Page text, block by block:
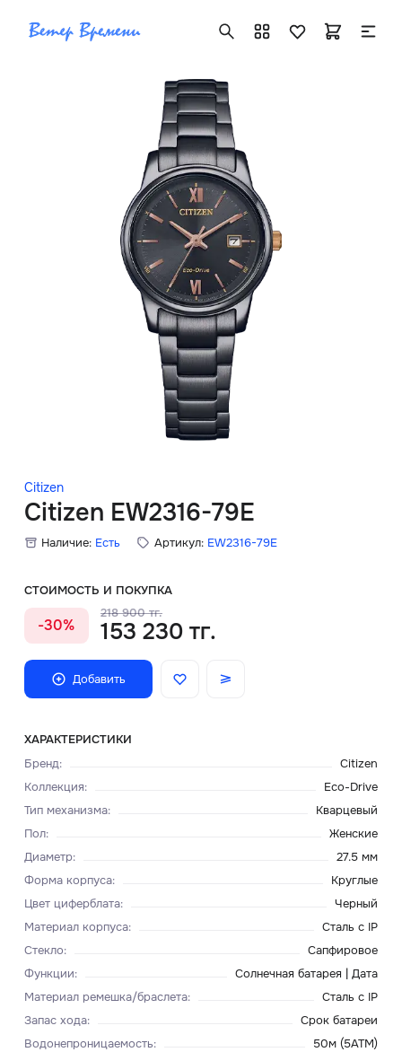
Citizen
Citizen EW2316-79E
Наличие: Есть Артикул: EW2316-79E
СТОИМОСТЬ И ПОКУПКА
-30%
218 900 тг.
153 230 тг.
Добавить
ХАРАКТЕРИСТИКИ
Бренд:
Citizen
Коллекция:
Eco-Drive
Тип механизма:
Кварцевый
Пол:
Женские
Диаметр:
27.5 мм
Форма корпуса:
Круглые
Цвет циферблата:
Черный
Материал корпуса:
Сталь c IP
Стекло:
Сапфировое
Функции:
Солнечная батарея | Дата
Материал ремешка/браслета:
Сталь c IP
Запас хода:
Срок батареи
Водонепроницаемость:
50м (5ATM)
+7 ( 705 ) 181-42-50
info@vetervremeni.kz
Авторизация
Каталог
Мужские часы
Женские часы
Скидки
Главная
О нас
Доставка и оплата
Блог